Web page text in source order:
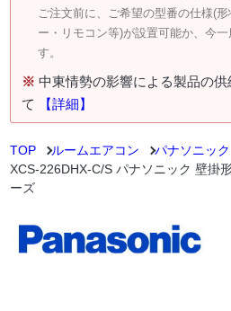
ご注文前に、ご希望の型番の仕様(
ー・リモコン等)が設置可能か、今
す。
※ 中東情勢の影響による製品の
て
【詳細】
TOP ルームエアコン パナソニック
XCS-226DHX-C/S パナソニック 壁掛
ーズ